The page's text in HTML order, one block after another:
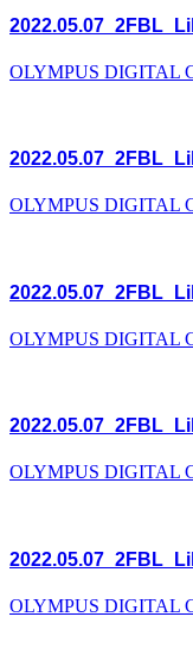
OLYMPUS DIGITAL
OLYMPUS DIGITAL
OLYMPUS DIGITAL
OLYMPUS DIGITAL
OLYMPUS DIGITAL